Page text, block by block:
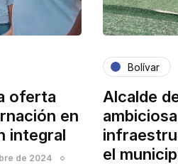
oferta
en
integral
de 2024
Bolívar
Alcalde
el